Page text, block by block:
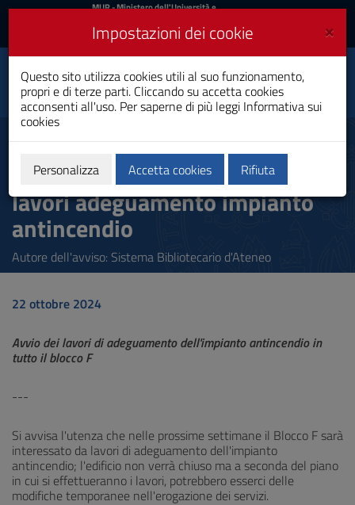
Vai
al
navigazione
del
sito
Vai
al
Footer
MIUR
Accedi
MUR- Ministero dell'Università e
Accedi UniCA News
Toggle
navigation
Università degli
Studi di Cagliari
Biblioteca del Distretto
biomedico scientifico - Avviso
lavori adeguamento impianto
antincendio
Autore dell'avviso: Sistema Bibliotecario d'Ateneo
22 ottobre 2024
Avvio dei lavori di adeguamento dell'impianto antincendio in
tutto il blocco F
---
Si avvisa l'utenza che nelle prossime settimane il Blocco F sarà
interessato da lavori di adeguamento dell'impianto
antincendio; l'edificio non verrà chiuso ma a seconda del piano
in cui si effettueranno i lavori, potrebbero esserci delle
modifiche temporanee nell'erogazione dei servizi.
×
Impostazioni dei cookie
Questo sito utilizza cookies utili al suo funzionamento,
propri e di terze parti. Cliccando su accetta cookies
acconsenti all'uso. Per saperne di più leggi Informativa sui
cookies
Personalizza Accetta cookies Rifiuta